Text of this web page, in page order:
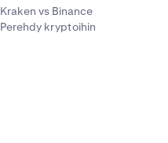
Kraken vs Binance
Perehdy kryptoihin